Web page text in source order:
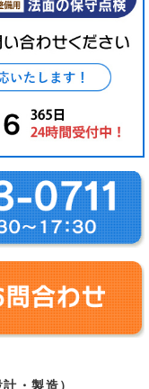
・製造）